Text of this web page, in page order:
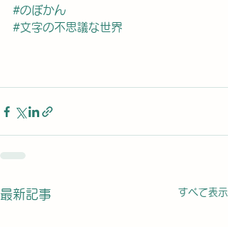
#のぼかん
#文字の不思議な世界
最新記事 すべて表示